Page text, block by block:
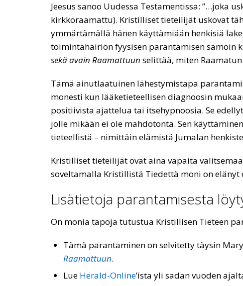
Jeesus sanoo Uudessa Testamentissa: ”…joka
kirkkoraamattu). Kristilliset tieteilijät uskovat
ymmärtämällä hänen käyttämiään henkisiä
toimintahäiriön fyysisen parantamisen samoin
sekä avain Raamattuun selittää, miten
Tämä ainutlaatuinen lähestymistapa
monesti kun lääketieteellisen diagnoosin
positiivista ajattelua tai itsehypnoosia. Se
jolle mikään ei ole mahdotonta. Sen
tieteellistä – nimittäin elämistä Jumalan
Kristilliset tieteilijät ovat aina vapaita
soveltamalla Kristillistä Tiedettä moni on
Lisätietoja parantamisesta
On monia tapoja tutustua Kristillisen Tieteen
Tämä parantaminen on selvitetty täysin
Raamattuun.
Lue Herald-Online’ista yli sadan vuoden